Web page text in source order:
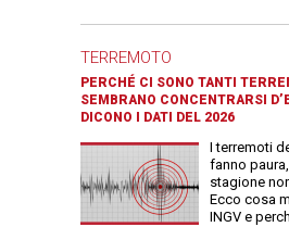
TERREMOTO
PERCHÉ CI SONO TANTI
SEMBRANO CONCENTRARSI
DICONO I DATI DEL 2026
I terremoti
fanno
stagione
Ecco cosa
INGV e